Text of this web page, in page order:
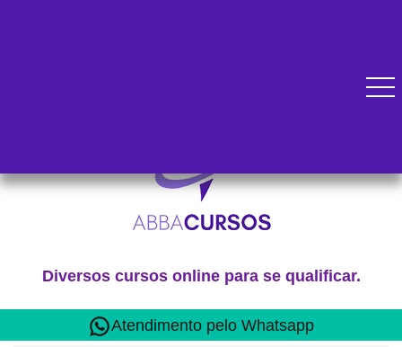
Atendimento pelo Whatsapp
Diversos cursos online para se qualificar.